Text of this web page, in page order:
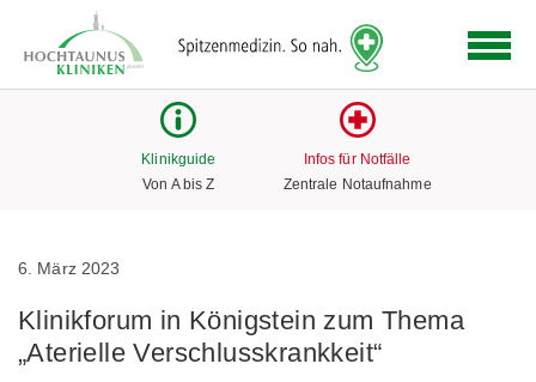
Link
zur
Klinikguide
Von A bis Z
Infos für Notfälle
Zentrale Notaufnahme
6. März 2023
Klinikforum in Königstein zum Thema
„Aterielle Verschlusskrankkeit“